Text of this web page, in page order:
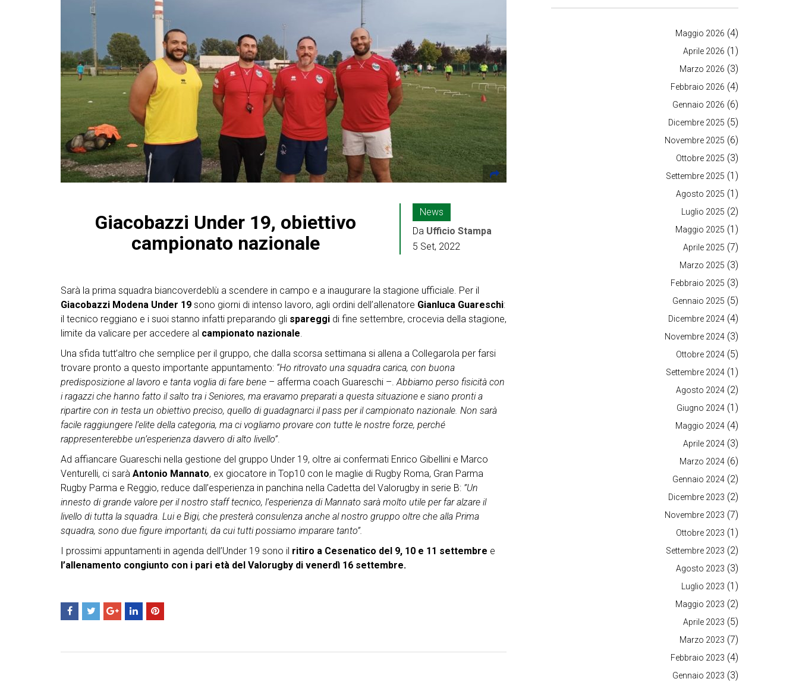
Giacobazzi Under 19, obiettivo
campionato nazionale
News
Da Ufficio Stampa
5 Set, 2022
Sarà la prima squadra biancoverdeblù a scendere in campo e a inaugurare la stagione ufficiale. Per il
Giacobazzi Modena Under 19 sono giorni di intenso lavoro, agli ordini dell’allenatore Gianluca Guareschi:
il tecnico reggiano e i suoi stanno infatti preparando gli spareggi di fine settembre, crocevia della stagione,
limite da valicare per accedere al campionato nazionale.
Una sfida tutt’altro che semplice per il gruppo, che dalla scorsa settimana si allena a Collegarola per farsi
trovare pronto a questo importante appuntamento: “Ho ritrovato una squadra carica, con buona
predisposizione al lavoro e tanta voglia di fare bene – afferma coach Guareschi –. Abbiamo perso fisicità con
i ragazzi che hanno fatto il salto tra i Seniores, ma eravamo preparati a questa situazione e siano pronti a
ripartire con in testa un obiettivo preciso, quello di guadagnarci il pass per il campionato nazionale. Non sarà
facile raggiungere l’elite della categoria, ma ci vogliamo provare con tutte le nostre forze, perché
rappresenterebbe un’esperienza davvero di alto livello”.
Ad affiancare Guareschi nella gestione del gruppo Under 19, oltre ai confermati Enrico Gibellini e Marco
Venturelli, ci sarà Antonio Mannato, ex giocatore in Top10 con le maglie di Rugby Roma, Gran Parma
Rugby Parma e Reggio, reduce dall’esperienza in panchina nella Cadetta del Valorugby in serie B: ”Un
innesto di grande valore per il nostro staff tecnico, l’esperienza di Mannato sarà molto utile per far alzare il
livello di tutta la squadra. Lui e Bigi, che presterà consulenza anche al nostro gruppo oltre che alla Prima
squadra, sono due figure importanti, da cui tutti possiamo imparare tanto”.
I prossimi appuntamenti in agenda dell’Under 19 sono il ritiro a Cesenatico del 9, 10 e 11 settembre e
l’allenamento congiunto con i pari età del Valorugby di venerdì 16 settembre.
Maggio 2026 (4)
Aprile 2026 (1)
Marzo 2026 (3)
Febbraio 2026 (4)
Gennaio 2026 (6)
Dicembre 2025 (5)
Novembre 2025 (6)
Ottobre 2025 (3)
Settembre 2025 (1)
Agosto 2025 (1)
Luglio 2025 (2)
Maggio 2025 (1)
Aprile 2025 (7)
Marzo 2025 (3)
Febbraio 2025 (3)
Gennaio 2025 (5)
Dicembre 2024 (4)
Novembre 2024 (3)
Ottobre 2024 (5)
Settembre 2024 (1)
Agosto 2024 (2)
Giugno 2024 (1)
Maggio 2024 (4)
Aprile 2024 (3)
Marzo 2024 (6)
Gennaio 2024 (2)
Dicembre 2023 (2)
Novembre 2023 (7)
Ottobre 2023 (1)
Settembre 2023 (2)
Agosto 2023 (3)
Luglio 2023 (1)
Maggio 2023 (2)
Aprile 2023 (5)
Marzo 2023 (7)
Febbraio 2023 (4)
Gennaio 2023 (3)